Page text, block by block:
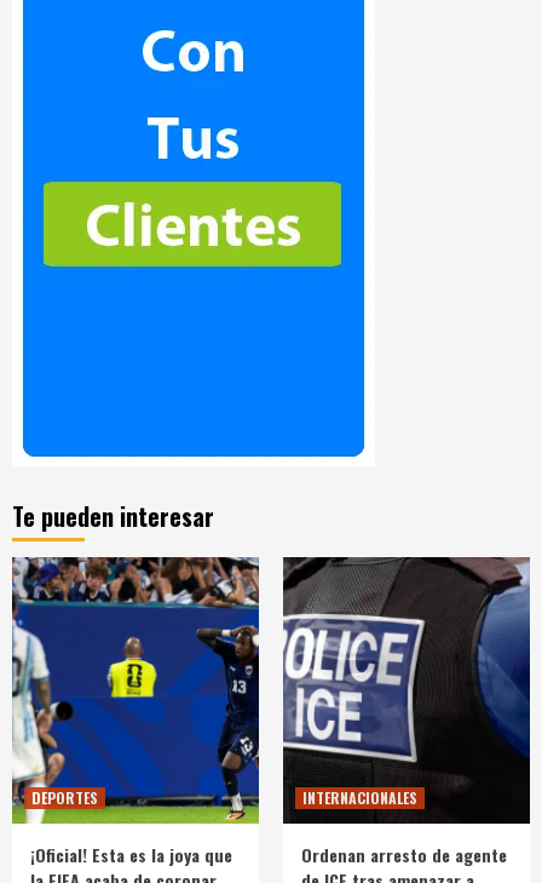
Te pueden interesar
DEPORTES
¡Oficial! Esta es la joya que
INTERNACIONALES
Ordenan arresto de agente